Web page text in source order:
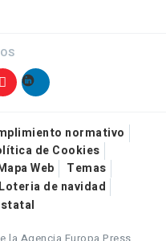
normativo
de Cookies
Web
Temas
Loteria de navidad